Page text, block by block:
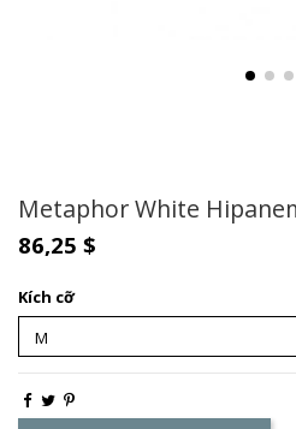
Metaphor White
86,25 $
Kích cỡ